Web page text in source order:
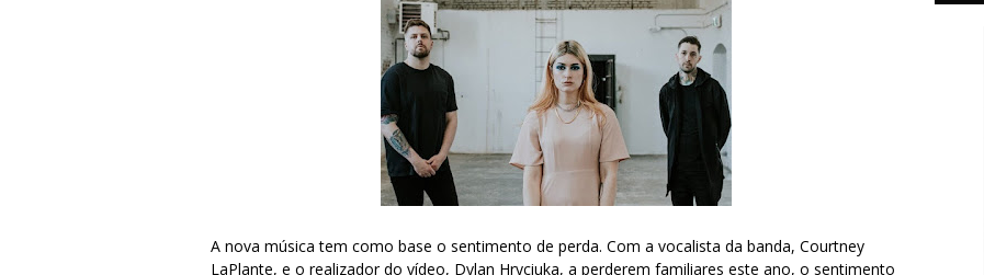
A nova música tem como base o sentimento de perda. Com a vocalista da banda, Courtney
LaPlante, e o realizador do vídeo, Dylan Hryciuka, a perderem familiares este ano, o sentimento